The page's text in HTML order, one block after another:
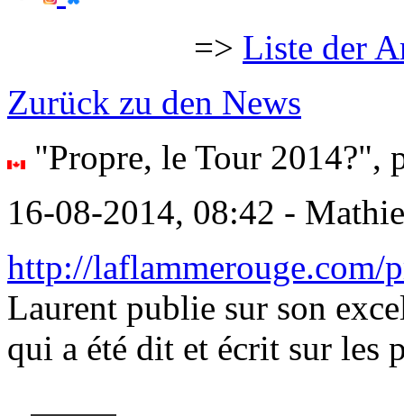
=> Liste der
Zurück zu den News
"Propre, le Tour 2014?",
16-08-2014, 08:42 -
http://laflammerouge.com/
Laurent publie sur son
qui a été dit et écrit sur les